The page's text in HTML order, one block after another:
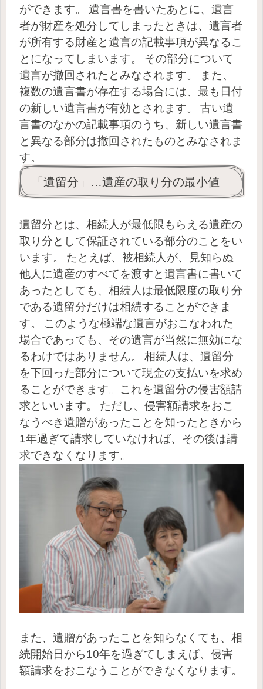
ができます。
遺言書を書いたあとに、遺言
者が財産を処分してしまったときは、遺言者
が所有する財産と遺言の記載事項が異なるこ
とになってしまいます。
その部分について
遺言が撤回されたとみなされます。
また、
複数の遺言書が存在する場合には、最も日付
の新しい遺言書が有効とされます。
古い遺
言書のなかの記載事項のうち、新しい遺言書
と異なる部分は撤回されたものとみなされま
す。
「遺留分」…遺産の取り分の最小値
遺留分とは、相続人が最低限もらえる遺産の
取り分として保証されている部分のことをい
います。
たとえば、被相続人が、見知らぬ
他人に遺産のすべてを渡すと遺言書に書いて
あったとしても、相続人は最低限度の取り分
である遺留分だけは相続することができま
す。
このような極端な遺言がおこなわれた
場合であっても、その遺言が当然に無効にな
るわけではありません。
相続人は、遺留分
を下回った部分について現金の支払いを求め
ることができます。これを遺留分の侵害額請
求といいます。
ただし、侵害額請求をおこ
なうべき遺贈があったことを知ったときから
1年過ぎて請求していなければ、その後は請
求できなくなります。
また、遺贈があったことを知らなくても、相
続開始日から10年を過ぎてしまえば、侵害
額請求をおこなうことができなくなります。